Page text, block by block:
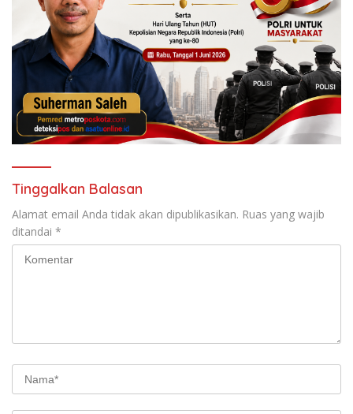
Tinggalkan Balasan
Alamat email Anda tidak akan dipublikasikan. Ruas yang wajib
ditandai *